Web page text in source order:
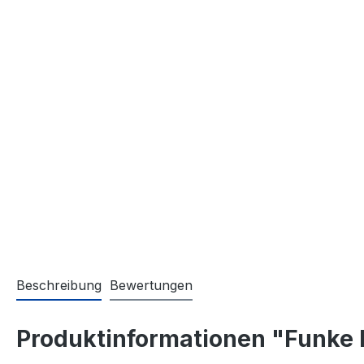
Beschreibung Bewertungen
Produktinformationen "Funke